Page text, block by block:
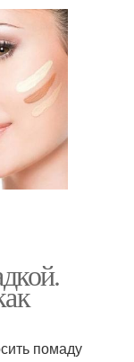
помаду